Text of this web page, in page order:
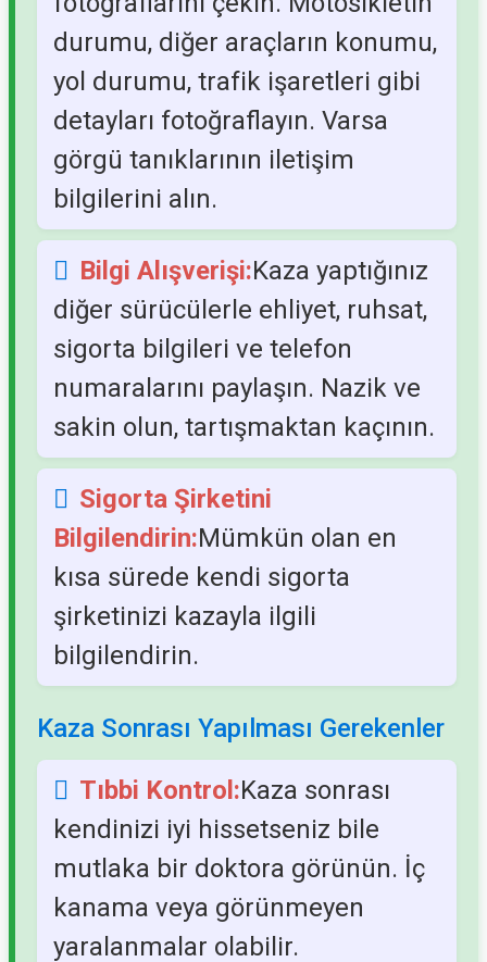
durumu, diğer araçların konumu,
yol durumu, trafik işaretleri gibi
detayları fotoğraflayın. Varsa
görgü tanıklarının iletişim
bilgilerini alın.
Bilgi Alışverişi:Kaza yaptığınız
diğer sürücülerle ehliyet, ruhsat,
sigorta bilgileri ve telefon
numaralarını paylaşın. Nazik ve
sakin olun, tartışmaktan kaçının.
Sigorta Şirketini
Bilgilendirin:Mümkün olan en
kısa sürede kendi sigorta
şirketinizi kazayla ilgili
bilgilendirin.
Kaza Sonrası Yapılması Gerekenler
Tıbbi Kontrol:Kaza sonrası
kendinizi iyi hissetseniz bile
mutlaka bir doktora görünün. İç
kanama veya görünmeyen
yaralanmalar olabilir.